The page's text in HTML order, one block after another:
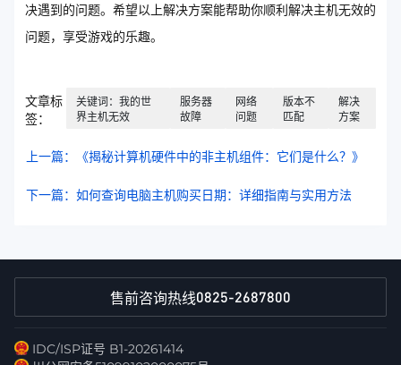
决遇到的问题。希望以上解决方案能帮助你顺利解决主机无效的
问题，享受游戏的乐趣。
文章标
签：
关键词：我的世
界主机无效
服务器
故障
网络
问题
版本不
匹配
解决
方案
上一篇：《揭秘计算机硬件中的非主机组件：它们是什么？》
下一篇：如何查询电脑主机购买日期：详细指南与实用方法
售前咨询热线0825-2687800
IDC/ISP证号 B1-20261414